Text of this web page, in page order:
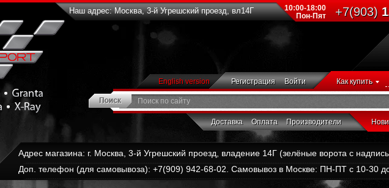
Наш адрес: Москва, 3-й Угрешский проезд, вл14Г
10:00-18:00
Пон-Пят
+7(903)
English version Регистрация Войти Как купить
Доставка Оплата Производители
Адрес магазина: г. Москва, 3-й Угрешский проезд, владение 14Г (зелёные ворота с
Доп. телефон (для самовывоза): +7(909) 942-68-02. Самовывоз в Москве: ПН-ПТ с 10-30